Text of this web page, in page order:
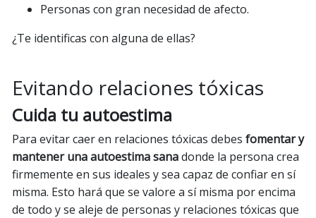
Personas con gran necesidad de afecto.
¿Te identificas con alguna de ellas?
Evitando relaciones tóxicas
Cuida tu autoestima
Para evitar caer en relaciones tóxicas debes fomentar y
mantener una autoestima sanadonde la persona crea
firmemente en sus ideales y sea capaz de confiar en sí
misma. Esto hará que se valore a sí misma por encima
de todo y se aleje de personas y relaciones tóxicas que